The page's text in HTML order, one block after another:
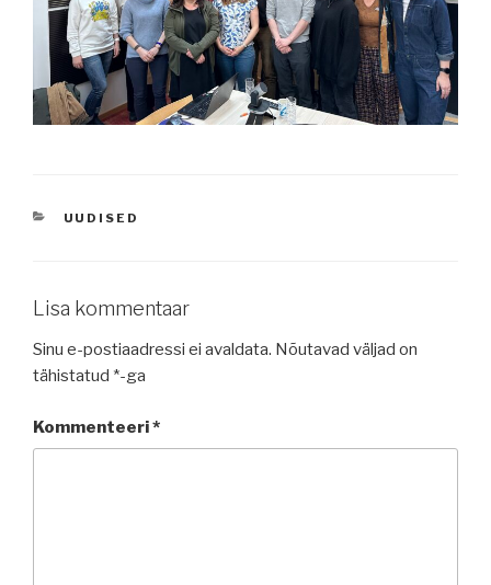
CATEGORIES
UUDISED
Lisa kommentaar
Sinu e-postiaadressi ei avaldata. Nõutavad väljad on
tähistatud *-ga
Kommenteeri*